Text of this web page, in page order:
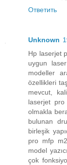
Ответить
Unknown
Hp laserjet
uygun
modeller
özellikleri
mevcut,
laserjet pro
olmakla
bulunan
birleşik
pro mfp
model
çok